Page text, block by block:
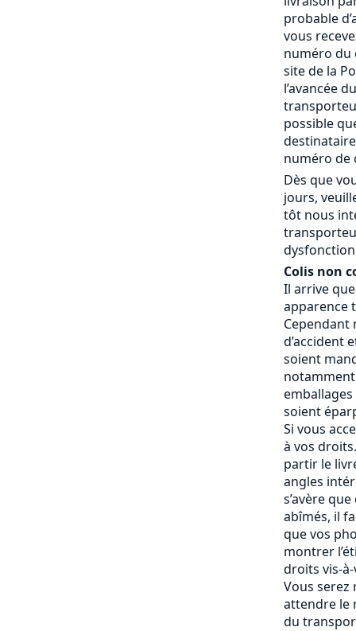
probable
vous
numéro du
site de la
l’avancée
possible
numéro de
Dès que
jours,
tôt nous
Colis non
Il arrive
apparence
Cependant
d’accident
soient
emballages
soient
Si vous
à vos
partir le
angles
s’avère
abîmés, il
que vos
montrer
droits vis-
Vous serez
attendre le
du